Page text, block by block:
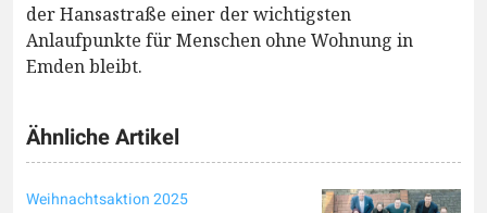
der Hansastraße einer der wichtigsten
Anlaufpunkte für Menschen ohne Wohnung in
Emden bleibt.
Ähnliche Artikel
Weihnachtsaktion 2025